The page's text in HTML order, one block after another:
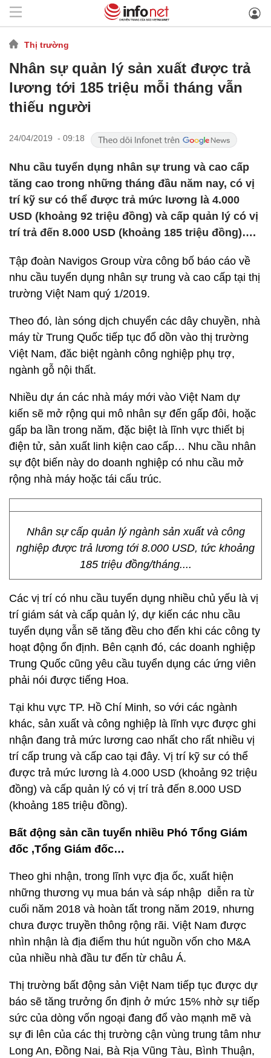
Thị trường
Nhân sự quản lý sản xuất được trả
lương tới 185 triệu mỗi tháng vẫn
thiếu người
24/04/2019 - 09:18
Nhu cầu tuyển dụng nhân sự trung và cao cấp
tăng cao trong những tháng đầu năm nay, có vị
trí kỹ sư có thể được trả mức lương là 4.000
USD (khoảng 92 triệu đồng) và cấp quản lý có vị
trí trả đến 8.000 USD (khoảng 185 triệu đồng)….
Tập đoàn Navigos Group vừa công bố báo cáo về
nhu cầu tuyển dụng nhân sự trung và cao cấp tại thị
trường Việt Nam quý 1/2019.
Theo đó, làn sóng dịch chuyển các dây chuyền, nhà
máy từ Trung Quốc tiếp tục đổ dồn vào thị trường
Việt Nam, đăc biệt ngành công nghiệp phụ trợ,
ngành gỗ nội thất.
Nhiều dự án các nhà máy mới vào Việt Nam dự
kiến sẽ mở rộng qui mô nhân sự đến gấp đôi, hoặc
gấp ba lần trong năm, đặc biệt là lĩnh vực thiết bị
điện tử, sản xuất linh kiện cao cấp… Nhu cầu nhân
sự đột biến này do doanh nghiệp có nhu cầu mở
rộng nhà máy hoặc tái cấu trúc.
Nhân sự cấp quản lý ngành sản xuất và công
nghiệp được trả lương tới 8.000 USD, tức khoảng
185 triệu đồng/tháng....
Các vị trí có nhu cầu tuyển dụng nhiều chủ yếu là vị
trí giám sát và cấp quản lý, dự kiến các nhu cầu
tuyển dụng vẫn sẽ tăng đều cho đến khi các công ty
hoạt động ổn định. Bên cạnh đó, các doanh nghiệp
Trung Quốc cũng yêu cầu tuyển dụng các ứng viên
phải nói được tiếng Hoa.
Tại khu vực TP. Hồ Chí Minh, so với các ngành
khác, sản xuất và công nghiệp là lĩnh vực được ghi
nhận đang trả mức lương cao nhất cho rất nhiều vị
trí cấp trung và cấp cao tại đây. Vị trí kỹ sư có thể
được trả mức lương là 4.000 USD (khoảng 92 triệu
đồng) và cấp quản lý có vị trí trả đến 8.000 USD
(khoảng 185 triệu đồng).
Bất động sản cần tuyển nhiều Phó Tổng Giám
đốc ,Tổng Giám đốc…
Theo ghi nhận, trong lĩnh vực địa ốc, xuất hiện
những thương vụ mua bán và sáp nhập diễn ra từ
cuối năm 2018 và hoàn tất trong năm 2019, nhưng
chưa được truyền thông rộng rãi. Việt Nam được
nhìn nhận là địa điểm thu hút nguồn vốn cho M&A
của nhiều nhà đầu tư đến từ châu Á.
Thị trường bất động sản Việt Nam tiếp tục được dự
báo sẽ tăng trưởng ổn định ở mức 15% nhờ sự tiếp
sức của dòng vốn ngoại đang đổ vào mạnh mẽ và
sự đi lên của các thị trường cận vùng trung tâm như
Long An, Đồng Nai, Bà Rịa Vũng Tàu, Bình Thuận,